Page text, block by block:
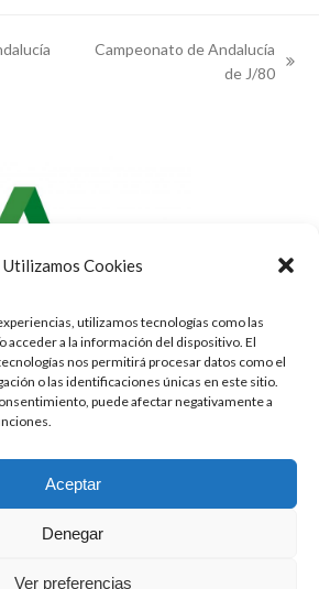
Utilizamos Cookies
utilizamos tecnologías como las
acceder a la información del dispositivo. El
nos permitirá procesar datos como el
o las identificaciones únicas en este sitio.
puede afectar negativamente a
Aceptar
Denegar
Ver preferencias
Campeonato de Andalucía
de J/80
-Privacidad